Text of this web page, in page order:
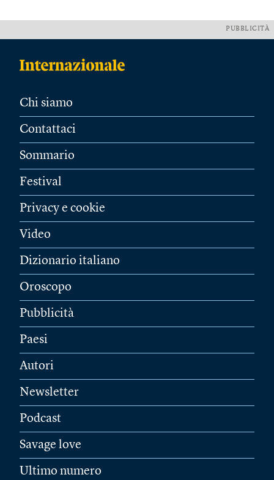
PUBBLICITÀ
Chi siamo
Contattaci
Sommario
Festival
Privacy e cookie
Video
Dizionario italiano
Oroscopo
Pubblicità
Paesi
Autori
Newsletter
Podcast
Savage love
Ultimo numero